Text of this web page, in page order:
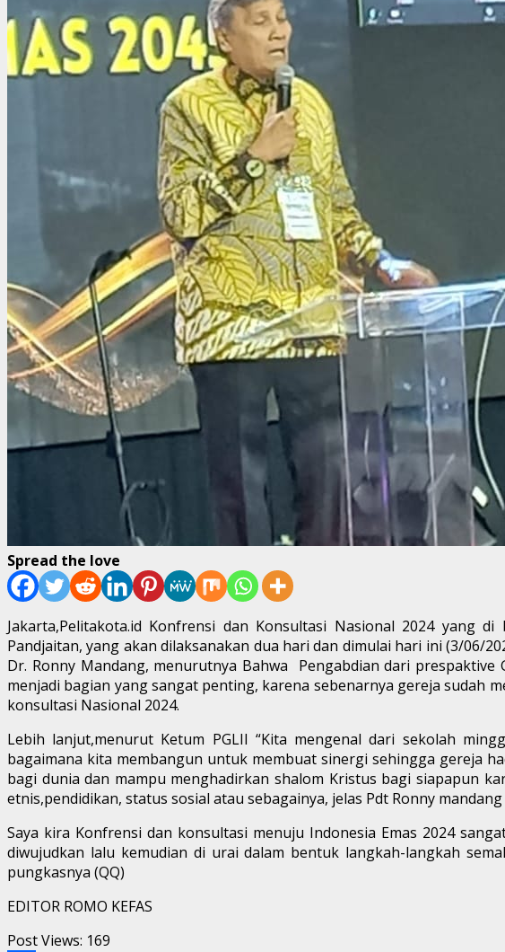
Spread the love
Jakarta,Pelitakota.id Konfrensi dan Konsultasi Nasional 2024 yang
Pandjaitan, yang akan dilaksanakan dua hari dan dimulai hari ini (3/06/
Dr. Ronny Mandang, menurutnya Bahwa Pengabdian dari
menjadi bagian yang sangat penting, karena sebenarnya gereja sudah
konsultasi Nasional 2024.
Lebih lanjut,menurut Ketum PGLII “Kita mengenal dari sekolah
bagaimana kita membangun untuk membuat sinergi sehingga gereja
bagi dunia dan mampu menghadirkan shalom Kristus bagi siapapun
etnis,pendidikan, status sosial atau sebagainya, jelas Pdt Ronny mandang
Saya kira Konfrensi dan konsultasi menuju Indonesia Emas 2024
diwujudkan lalu kemudian di urai dalam bentuk langkah-langkah
pungkasnya (QQ)
EDITOR ROMO KEFAS
Post Views: 169